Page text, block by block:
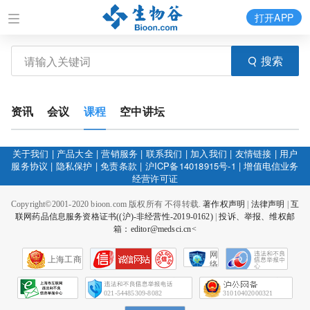
搜索
打开APP
资讯 会议 课程 空中讲坛
关于我们 | 产品大全|营销服务 | 联系我们 | 加入我们 | 友情链接 | 用户
服务协议 | 隐私保护 |免责条款 | 沪ICP备14018915号-1 |增值电信业务
经营许可证
Copyright©2001-2020 bioon.com 版权所有 不得转载.著作权声明 法律声明
互
联网药品信息服务资格证书((沪)-非经营性-2019-0162)|投诉、举报、维权邮
箱：editor@medsci.cn<
上海工商
网
络
会
征
021-54485309-8082 31010402000321